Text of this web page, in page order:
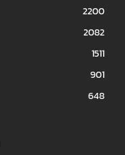
2200
2082
1511
901
648